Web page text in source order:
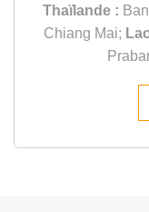
Thaïlande :
Chiang Mai;